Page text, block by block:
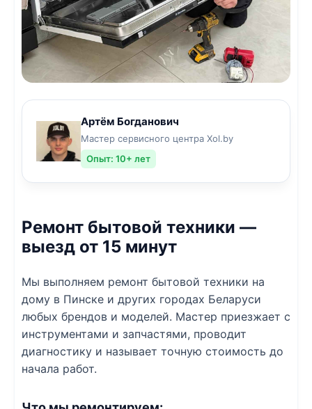
Артём Богданович
Мастер сервисного центра Xol.by
Опыт: 10+ лет
Ремонт бытовой техники —
выезд от 15 минут
Мы выполняем ремонт бытовой техники на
дому в Пинске и других городах Беларуси
любых брендов и моделей. Мастер приезжает с
инструментами и запчастями, проводит
диагностику и называет точную стоимость до
начала работ.